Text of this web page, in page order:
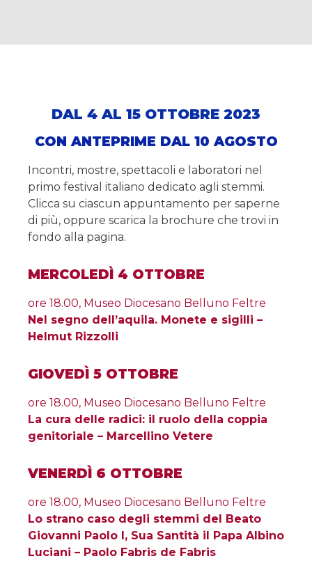
DAL 4 AL 15 OTTOBRE 2023
CON ANTEPRIME DAL 10 AGOSTO
Incontri, mostre, spettacoli e laboratori nel
primo festival italiano dedicato agli stemmi.
Clicca su ciascun appuntamento per saperne
di più, oppure scarica la brochure che trovi in
fondo alla pagina.
MERCOLEDÌ 4 OTTOBRE
ore 18.00, Museo Diocesano Belluno Feltre
Nel segno dell’aquila. Monete e sigilli –
Helmut Rizzolli
GIOVEDÌ 5 OTTOBRE
ore 18.00, Museo Diocesano Belluno Feltre
La cura delle radici: il ruolo della coppia
genitoriale – Marcellino Vetere
VENERDÌ 6 OTTOBRE
ore 18.00, Museo Diocesano Belluno Feltre
Lo strano caso degli stemmi del Beato
Giovanni Paolo I, Sua Santità il Papa Albino
Luciani – Paolo Fabris de Fabris